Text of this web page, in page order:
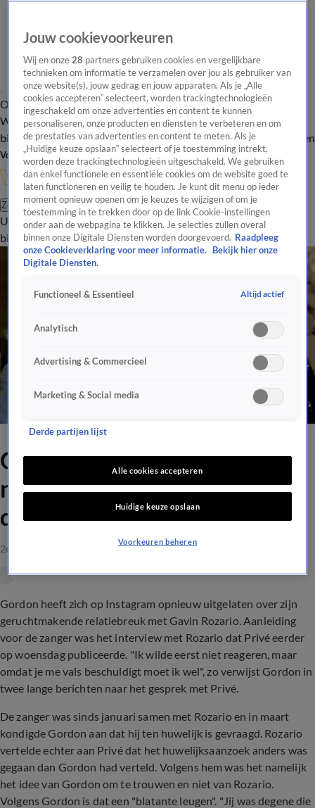
Overzicht Onze programma's Uitzendingen Onze gezichten
In de
WandelgangenInterviewsUitzending
bijwonenPodcastShopVeelgestelde vragenKijkersvraag insturen
Volg Vandaag Inside
Zoeken
UitzendingenVandaag InsideDe OranjezomerShopUitzending
bijwonen
Gordon slaat keihard terug
naar Gavin: 'Ik schaam me
dat ik van je gehouden heb'
26 apr 2023, 19:20
Gordon heeft zich op Instagram opnieuw uitgelaten over zijn
geruchtmakende relatiebreuk met Gavin Rozario. Aanleiding
voor de zanger was het interview met Rozario dat Privé eerder
op woensdag publiceerde. "Ik wilde eerst niet reageren, maar
omdat je me vals beschuldigt moet ik wel", zo verwijst Gordon in
twee lange berichten naar het gesprek met Privé.
De zanger was sinds januari samen met Rozario en in maart
kondigde Gordon aan dat hij ten huwelijk is gevraagd. Rozario
vertelde echter aan Privé dat het huwelijksaanzoek anders was
gegaan dan Gordon had verteld. Volgens hem was het namelijk
het idee van Gordon om te trouwen en niet van Rozario.
Volgens Gordon is dat een "blatante leugen". "Jij was degene die
Jouw cookievoorkeuren
Wij en onze28 partners gebruiken cookies en vergelijkbare
technieken om informatie te verzamelen over jou als gebruiker van
onze website(s), jouw gedrag en jouw apparaten. Als je „Alle
cookies accepteren” selecteert, worden trackingtechnologieën
ingeschakeld om onze advertenties en content te kunnen
personaliseren, onze producten en diensten te verbeteren en om
de prestaties van advertenties en content te meten. Als je
„Huidige keuze opslaan” selecteert of je toestemming intrekt,
worden deze trackingtechnologieën uitgeschakeld. We gebruiken
dan enkel functionele en essentiële cookies om de website goed te
laten functioneren en veilig te houden. Je kunt dit menu op ieder
moment opnieuw openen om je keuzes te wijzigen of om je
toestemming in te trekken door op de link Cookie-instellingen
onder aan de webpagina te klikken. Je selecties zullen overal
binnen onze Digitale Diensten worden doorgevoerd. Raadpleeg
onze Cookieverklaring voor meer informatie.
Bekijk hier onze
Digitale Diensten.
Functioneel & Essentieel Altijd actief
Analytisch
Advertising & Commercieel
Marketing & Social media
Derde partijen lijst
Alle cookies accepteren
Huidige keuze opslaan
Voorkeuren beheren